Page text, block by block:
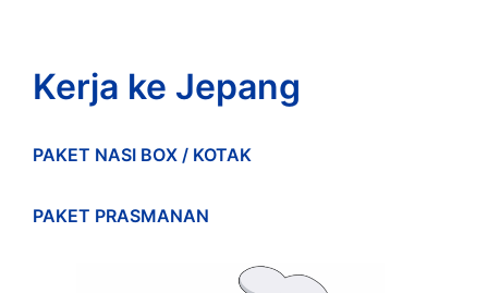
Kerja ke Jepang
PAKET NASI BOX / KOTAK
PAKET PRASMANAN